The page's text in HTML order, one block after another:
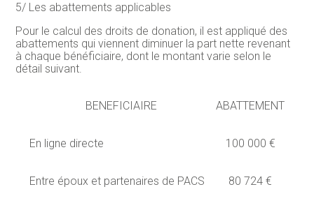
5/ Les abattements applicables
Pour le calcul des droits de donation, il est appliqué des
abattements qui viennent diminuer la part nette revenant
à chaque bénéficiaire, dont le montant varie selon le
détail suivant.
BENEFICIAIRE ABATTEMENT
En ligne directe 100 000 €
Entre époux et partenaires de PACS 80 724 €